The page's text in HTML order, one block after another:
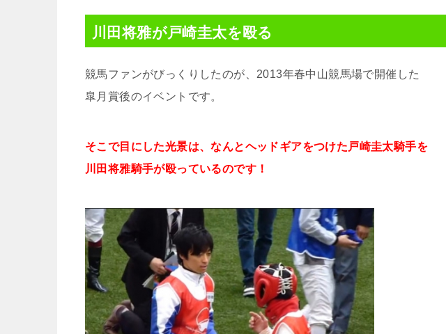
川田将雅が戸崎圭太を殴る
競馬ファンがびっくりしたのが、2013年春中山競馬場で開催した
皐月賞後のイベントです。
そこで目にした光景は、なんとヘッドギアをつけた戸崎圭太騎手を
川田将雅騎手が殴っているのです！